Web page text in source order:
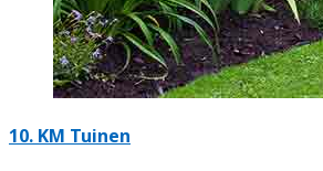
10. KM Tuinen